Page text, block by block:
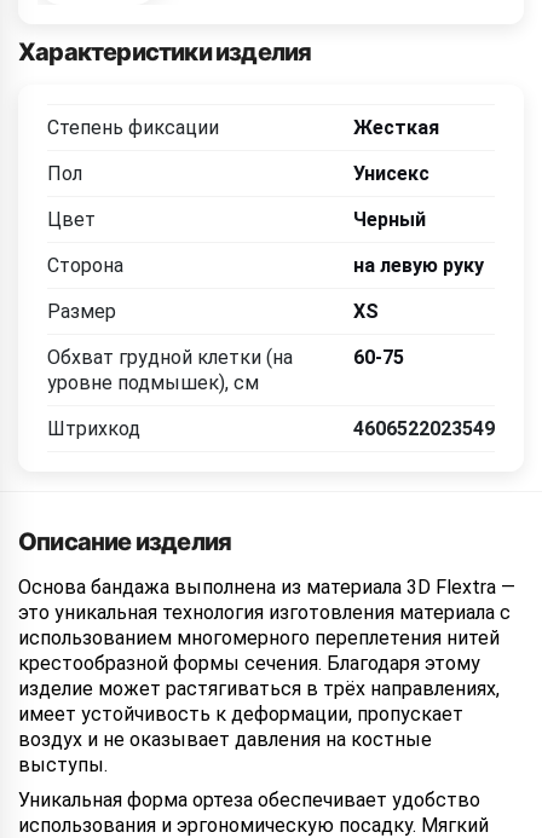
Характеристики изделия
Степень фиксации
Жесткая
Пол
Унисекс
Цвет
Черный
Сторона
на левую руку
Размер
XS
Обхват грудной клетки (на
уровне подмышек), см
60-75
Штрихкод 4606522023549
Описание изделия
Основа бандажа выполнена из материала 3D Flextra —
это уникальная технология изготовления материала с
использованием многомерного переплетения нитей
крестообразной формы сечения. Благодаря этому
изделие может растягиваться в трёх направлениях,
имеет устойчивость к деформации, пропускает
воздух и не оказывает давления на костные
выступы.
Уникальная форма ортеза обеспечивает удобство
использования и эргономическую посадку. Мягкий